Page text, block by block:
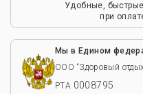
Удобные,
при
Мы в Едином
ООО “Здоровый
РТА 0008795